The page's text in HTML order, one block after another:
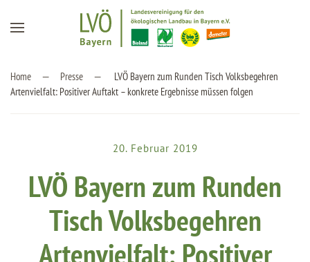
Zum Hauptinhalt springen
Home Presse
LVÖ Bayern zum Runden Tisch Volksbegehren
Artenvielfalt: Positiver Auftakt – konkrete Ergebnisse müssen folgen
20. Februar 2019
LVÖ Bayern zum Runden
Tisch Volksbegehren
Artenvielfalt: Positiver